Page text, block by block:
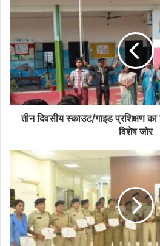
तीन दिवसीय स्काउट/गाइड प्रशिक्षण का
विशेष जोर